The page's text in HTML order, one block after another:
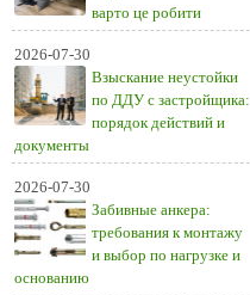
варто це робити
2026-07-30
Взыскание неустойки
по ДДУ с застройщика:
порядок действий и
документы
2026-07-30
Забивные анкера:
требования к монтажу
и выбор по нагрузке и
основанию